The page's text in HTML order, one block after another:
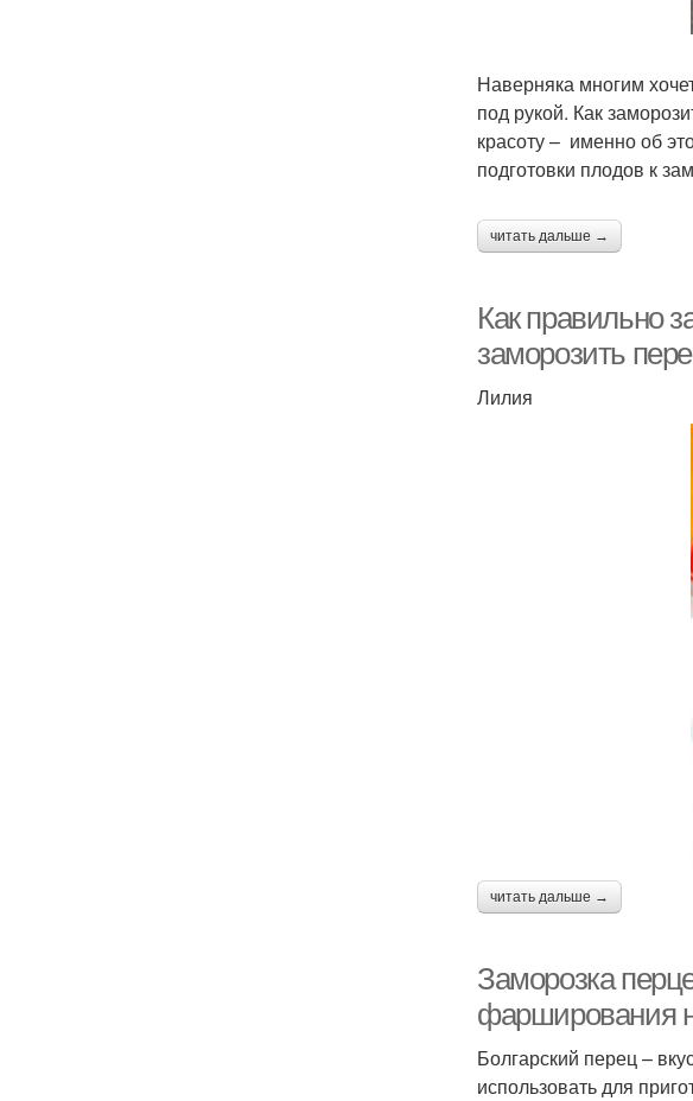
Наверняка многим
под рукой. Как
красоту – именно об
подготовки плодов к
читать дальше →
Как правильно
заморозить
Лилия
читать дальше →
Заморозка
фарширования
Болгарский перец –
использовать для